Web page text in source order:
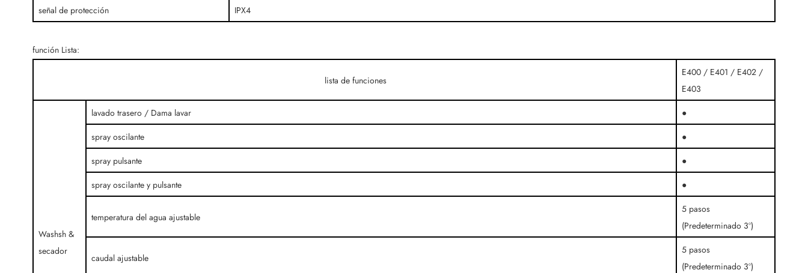
señal de protección
IPX4
función Lista:
lista de funciones
E400 / E401 / E402 /
E403
Washsh &
secador
lavado trasero / Dama lavar
●
spray oscilante
●
spray pulsante
●
spray oscilante y pulsante
●
temperatura del agua ajustable
5 pasos
(Predeterminado 3º)
caudal ajustable
5 pasos
(Predeterminado 3º)